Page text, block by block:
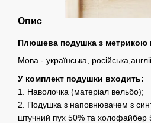
Опис
Плюшева подушка з метрикою
Мова - українська,
У комплект подушки входить:
1. Наволочка (матеріал вельбо);
2. Подушка з наповнювачем з
штучний пух 50% та холофайбер